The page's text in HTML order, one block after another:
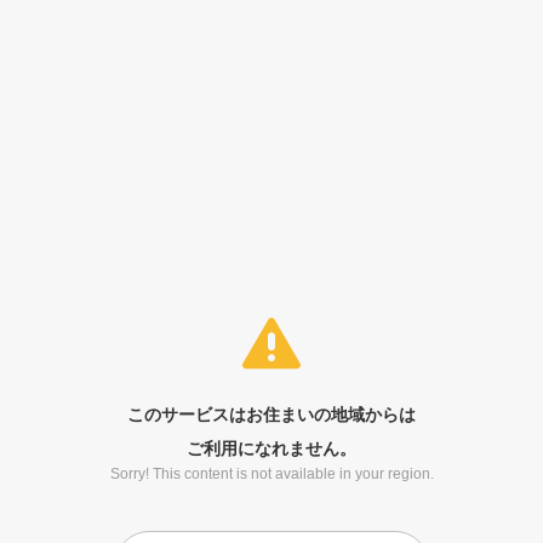
このサービスはお住まいの地域からは
ご利用になれません。
Sorry! This content is not available in your region.